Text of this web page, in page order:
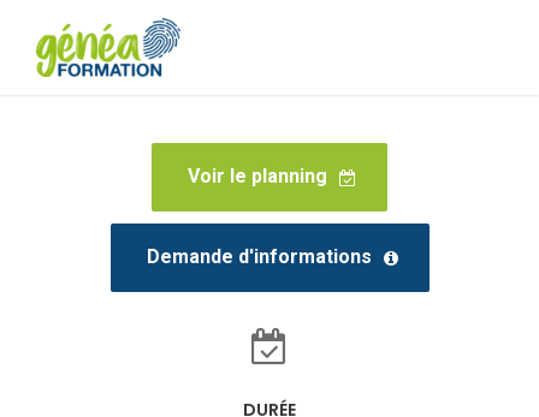
Voir le planning
Demande d'informations
DURÉE